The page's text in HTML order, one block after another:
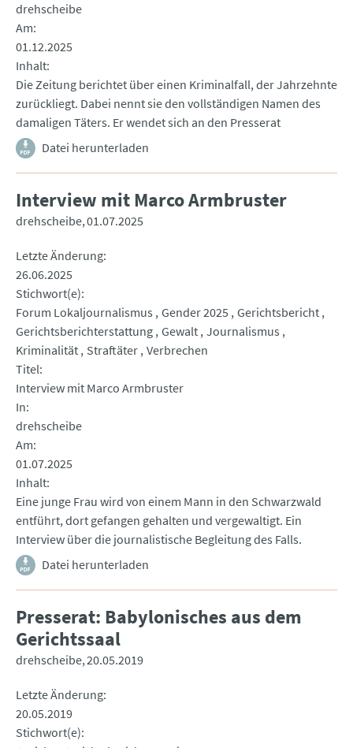
drehscheibe
Am
01.12.2025
Inhalt
Die Zeitung berichtet über einen Kriminalfall, der Jahrzehnte
zurückliegt. Dabei nennt sie den vollständigen Namen des
damaligen Täters. Er wendet sich an den Presserat
Datei herunterladen
Interview mit Marco Armbruster
drehscheibe 01.07.2025
Letzte Änderung
26.06.2025
Stichwort(e)
Forum Lokaljournalismus Gender 2025 Gerichtsbericht
Gerichtsberichterstattung Gewalt Journalismus
Kriminalität Straftäter Verbrechen
Titel
Interview mit Marco Armbruster
In
drehscheibe
Am
01.07.2025
Inhalt
Eine junge Frau wird von einem Mann in den Schwarzwald
entführt, dort gefangen gehalten und vergewaltigt. Ein
Interview über die journalistische Begleitung des Falls.
Datei herunterladen
Presserat: Babylonisches aus dem
Gerichtssaal
drehscheibe 20.05.2019
Letzte Änderung
20.05.2019
Stichwort(e)